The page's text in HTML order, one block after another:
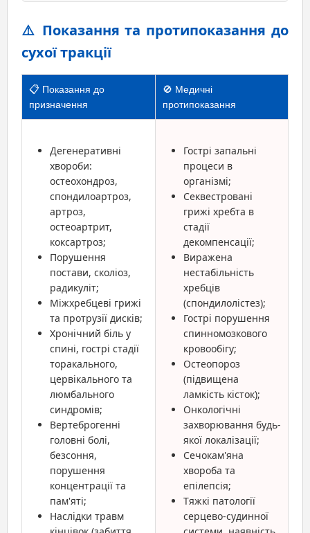
⚠️ Показання та протипоказання до
сухої тракції
📋 Показання до
призначення
🚫 Медичні
протипоказання
Дегенеративні
хвороби:
остеохондроз,
спондилоартроз,
артроз,
остеоартрит,
коксартроз;
Порушення
постави, сколіоз,
радикуліт;
Міжхребцеві грижі
та протрузії дисків;
Хронічний біль у
спині, гострі стадії
торакального,
цервікального та
люмбального
синдромів;
Вертеброгенні
головні болі,
безсоння,
порушення
концентрації та
пам'яті;
Наслідки травм
Гострі запальні
процеси в
організмі;
Секвестровані
грижі хребта в
стадії
декомпенсації;
Виражена
нестабільність
хребців
(спондилолістез);
Гострі порушення
спинномозкового
кровообігу;
Остеопороз
(підвищена
ламкість кісток);
Онкологічні
захворювання будь-
якої локалізації;
Сечокам'яна
хвороба та
епілепсія;
Тяжкі патології
серцево-судинної